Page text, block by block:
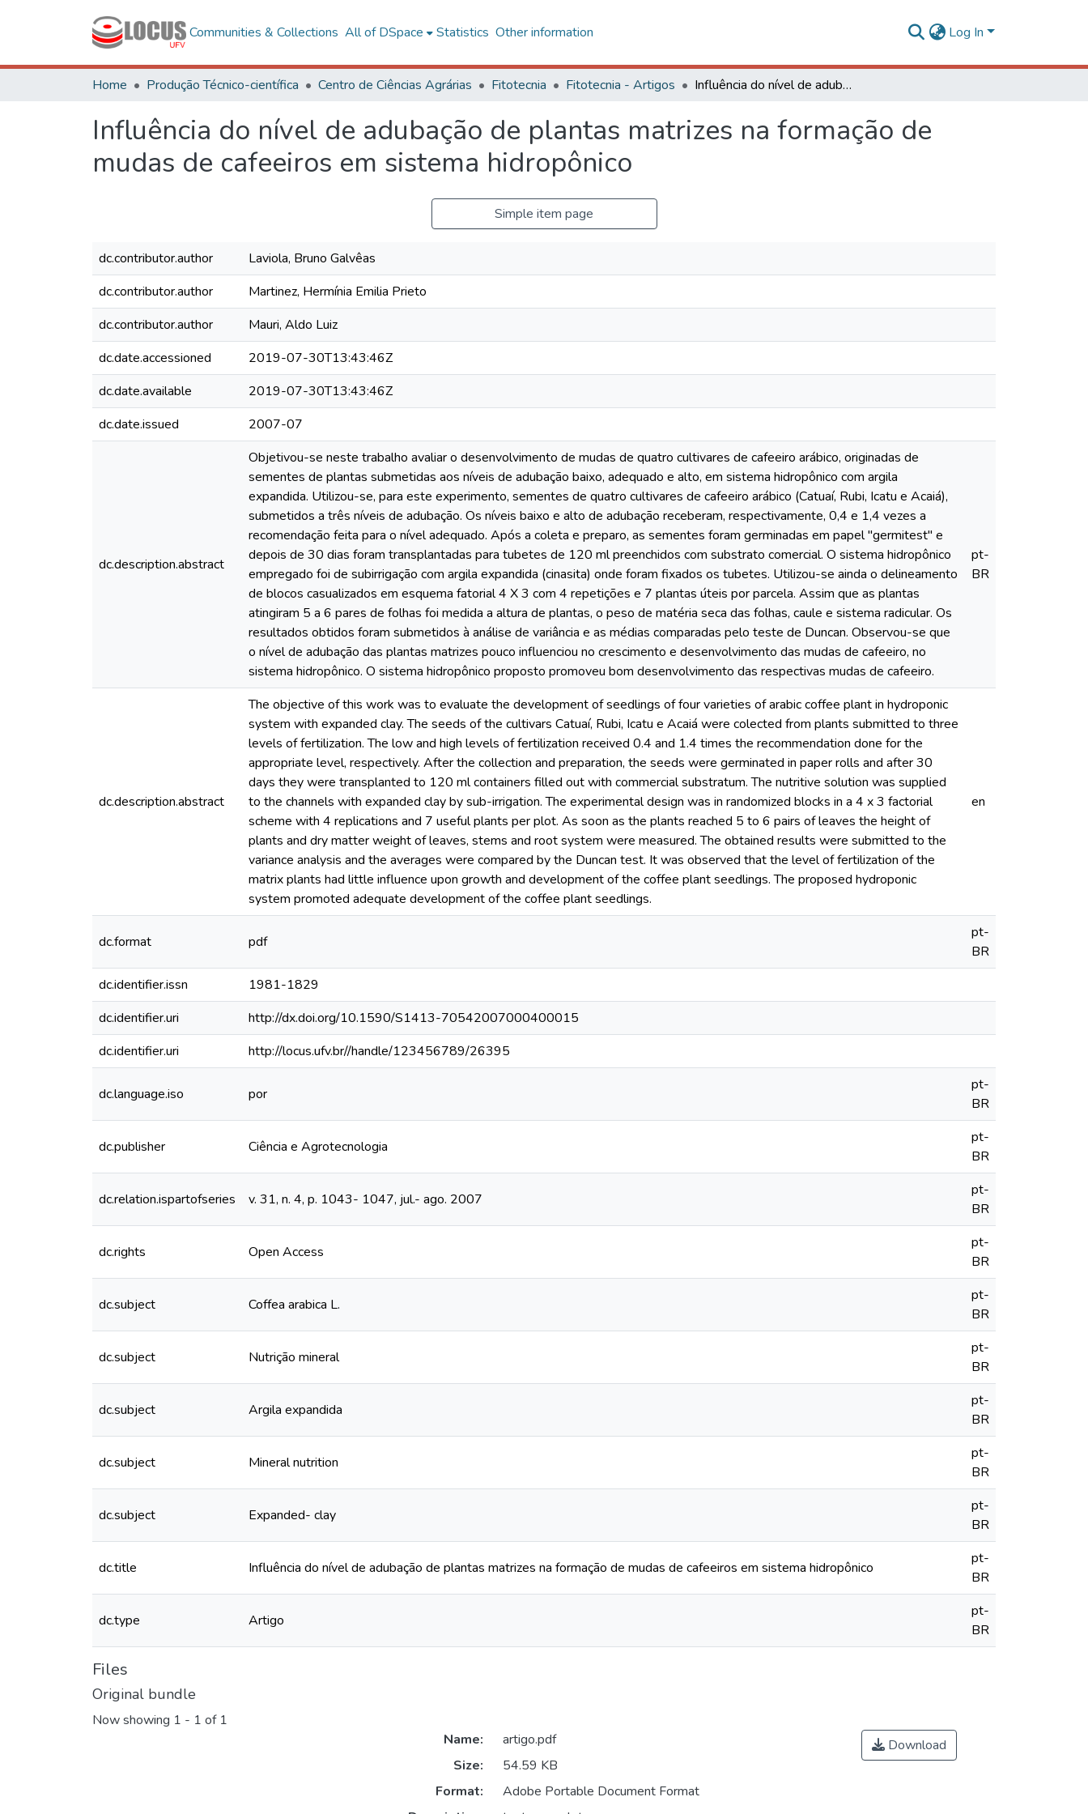
Communities & Collections All of DSpace Statistics Other information Log In
Home Produção Técnico-científica Centro de Ciências Agrárias Fitotecnia Fitotecnia - Artigos Influência do nível de adubação de plantas matrizes na formação de mudas de cafeeiros em sistema hidropônico
Influência do nível de adubação de plantas matrizes na formação de
mudas de cafeeiros em sistema hidropônico
Simple item page
dc.contributor.author
Laviola, Bruno Galvêas
dc.contributor.author
Martinez, Hermínia Emilia Prieto
dc.contributor.author
Mauri, Aldo Luiz
dc.date.accessioned
2019-07-30T13:43:46Z
dc.date.available
2019-07-30T13:43:46Z
dc.date.issued
2007-07
dc.description.abstract
Objetivou-se neste trabalho avaliar o desenvolvimento de mudas de quatro cultivares de cafeeiro arábico, originadas de
sementes de plantas submetidas aos níveis de adubação baixo, adequado e alto, em sistema hidropônico com argila
expandida. Utilizou-se, para este experimento, sementes de quatro cultivares de cafeeiro arábico (Catuaí, Rubi, Icatu e Acaiá),
submetidos a três níveis de adubação. Os níveis baixo e alto de adubação receberam, respectivamente, 0,4 e 1,4 vezes a
recomendação feita para o nível adequado. Após a coleta e preparo, as sementes foram germinadas em papel "germitest" e
depois de 30 dias foram transplantadas para tubetes de 120 ml preenchidos com substrato comercial. O sistema hidropônico
empregado foi de subirrigação com argila expandida (cinasita) onde foram fixados os tubetes. Utilizou-se ainda o delineamento
de blocos casualizados em esquema fatorial 4 X 3 com 4 repetições e 7 plantas úteis por parcela. Assim que as plantas
atingiram 5 a 6 pares de folhas foi medida a altura de plantas, o peso de matéria seca das folhas, caule e sistema radicular. Os
resultados obtidos foram submetidos à análise de variância e as médias comparadas pelo teste de Duncan. Observou-se que
o nível de adubação das plantas matrizes pouco influenciou no crescimento e desenvolvimento das mudas de cafeeiro, no
sistema hidropônico. O sistema hidropônico proposto promoveu bom desenvolvimento das respectivas mudas de cafeeiro.
pt-
BR
dc.description.abstract
The objective of this work was to evaluate the development of seedlings of four varieties of arabic coffee plant in hydroponic
system with expanded clay. The seeds of the cultivars Catuaí, Rubi, Icatu e Acaiá were colected from plants submitted to three
levels of fertilization. The low and high levels of fertilization received 0.4 and 1.4 times the recommendation done for the
appropriate level, respectively. After the collection and preparation, the seeds were germinated in paper rolls and after 30
days they were transplanted to 120 ml containers filled out with commercial substratum. The nutritive solution was supplied
to the channels with expanded clay by sub-irrigation. The experimental design was in randomized blocks in a 4 x 3 factorial
scheme with 4 replications and 7 useful plants per plot. As soon as the plants reached 5 to 6 pairs of leaves the height of
plants and dry matter weight of leaves, stems and root system were measured. The obtained results were submitted to the
variance analysis and the averages were compared by the Duncan test. It was observed that the level of fertilization of the
matrix plants had little influence upon growth and development of the coffee plant seedlings. The proposed hydroponic
system promoted adequate development of the coffee plant seedlings.
en
dc.format pdf
pt-
BR
dc.identifier.issn
1981-1829
dc.identifier.uri
http://dx.doi.org/10.1590/S1413-70542007000400015
dc.identifier.uri
http://locus.ufv.br//handle/123456789/26395
dc.language.iso por
pt-
BR
dc.publisher Ciência e Agrotecnologia
pt-
BR
dc.relation.ispartofseries v. 31, n. 4, p. 1043- 1047, jul.- ago. 2007
pt-
BR
dc.rights Open Access
pt-
BR
dc.subject Coffea arabica L.
pt-
BR
dc.subject Nutrição mineral
pt-
BR
dc.subject Argila expandida
pt-
BR
dc.subject Mineral nutrition
pt-
BR
dc.subject Expanded- clay
pt-
BR
dc.title Influência do nível de adubação de plantas matrizes na formação de mudas de cafeeiros em sistema hidropônico
pt-
BR
dc.type Artigo
pt-
BR
Files
Original bundle
Now showing 1 - 1 of 1
Name:
artigo.pdf
Size:
54.59 KB
Format:
Adobe Portable Document Format
Download